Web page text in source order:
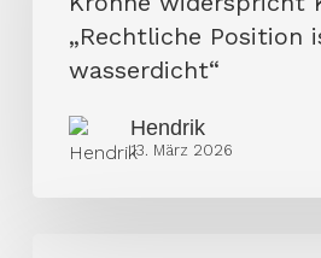
Position„Rechtliche Position
wasserdicht“
Hendrik
13. März 2026